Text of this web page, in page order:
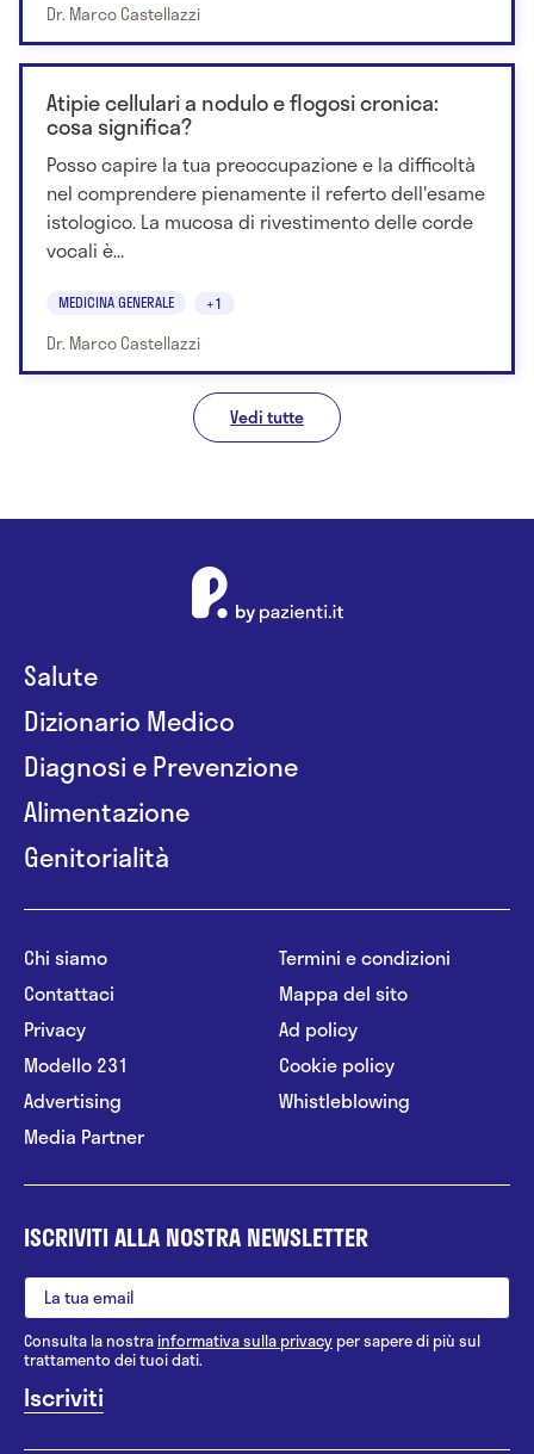
Dr. Marco Castellazzi
Atipie cellulari a nodulo e flogosi cronica:
cosa significa?
Posso capire la tua preoccupazione e la difficoltà
nel comprendere pienamente il referto dell'esame
istologico. La mucosa di rivestimento delle corde
vocali è...
MEDICINA GENERALE +1
Dr. Marco Castellazzi
Vedi tutte
Salute
Dizionario Medico
Diagnosi e Prevenzione
Alimentazione
Genitorialità
Chi siamo
Contattaci
Privacy
Modello 231
Advertising
Media Partner
Termini e condizioni
Mappa del sito
Ad policy
Cookie policy
Whistleblowing
ISCRIVITI ALLA NOSTRA NEWSLETTER
Consulta la nostrainformativa sulla privacy per sapere di più sul
trattamento dei tuoi dati.